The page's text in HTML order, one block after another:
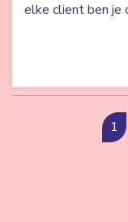
elke client ben je
1